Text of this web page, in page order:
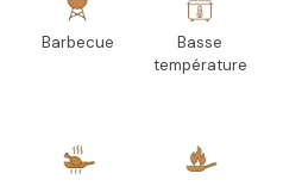
Barbecue
Basse
température